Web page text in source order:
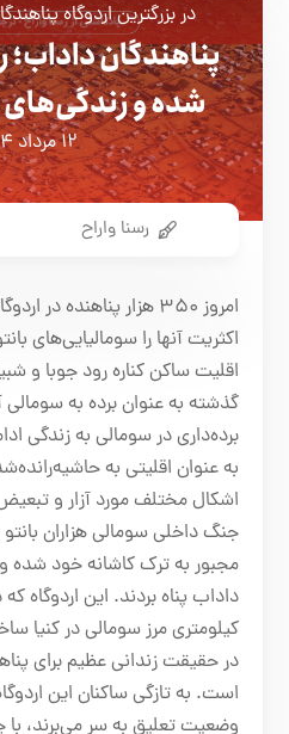
در بزرگترین اردوگاه
پناهندگان
شده و
۱۲ مرداد ۱۳۹۴
رسنا واراح
امروز ۳۵۰ هزار پناهنده
اکثریت آنها را سومالیایی‌های
اقلیت ساکن کناره رود جوبا و
گذشته به عنوان برده به
برده‌داری در سومالی به زندگی
به عنوان اقلیتی به
اشکال مختلف مورد آزار و
جنگ داخلی سومالی هزاران
مجبور به ترک کاشانه خود شده و
داداب پناه بردند. این اردوگاه
کیلومتری مرز سومالی در کنیا
در حقیقت زندانی عظیم برای
است. به تازگی ساکنان این
وضعیت تعلیق به سر می‌برند، با